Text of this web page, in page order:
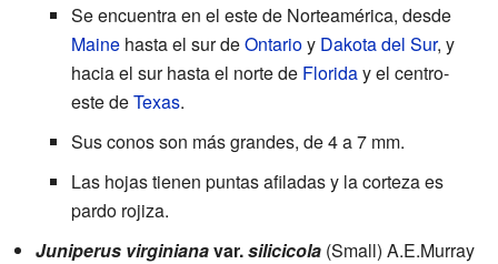
Se encuentra en el este de Norteamérica, desde
Maine hasta el sur deOntarioy Dakota del Sur, y
hacia el sur hasta el norte de Floriday el centro-
este deTexas.
Sus conos son más grandes, de 4 a 7 mm.
Las hojas tienen puntas afiladas y la corteza es
pardo rojiza.
Juniperus virginianavar.silicicola (Small) A.E.Murray